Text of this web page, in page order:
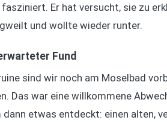
Er hat versucht, sie zu
und wollte wieder runter.
Fund
sind wir noch am Moselbad
Das war eine willkommene
etwas entdeckt: einen alten,